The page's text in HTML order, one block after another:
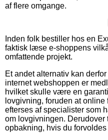
af flere omgange.
Inden folk bestiller hos en
faktisk læse e-shoppens
omfattende projekt.
Et andet alternativ kan
internet webshoppen er
hvilket skulle være en
lovgivning, foruden at
efterses af specialister som
om lovgivningen. Derudover
opbakning, hvis du